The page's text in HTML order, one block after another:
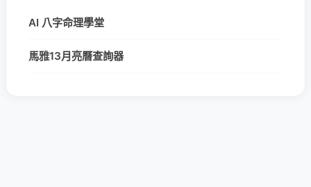
AI 八字命理學堂
馬雅13月亮曆查詢器